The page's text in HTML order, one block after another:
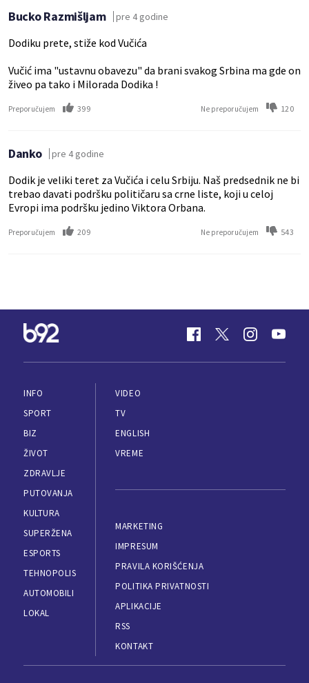
Bucko Razmišljam pre 4 godine
Dodiku prete, stiže kod Vučića
Vučić ima "ustavnu obavezu" da brani svakog Srbina ma gde on
živeo pa tako i Milorada Dodika !
Preporučujem 399 Ne preporučujem 120
Danko pre 4 godine
Dodik je veliki teret za Vučića i celu Srbiju. Naš predsednik ne bi
trebao davati podršku političaru sa crne liste, koji u celoj
Evropi ima podršku jedino Viktora Orbana.
Preporučujem 209 Ne preporučujem 543
INFO
SPORT
BIZ
ŽIVOT
ZDRAVLJE
PUTOVANJA
KULTURA
SUPERŽENA
ESPORTS
TEHNOPOLIS
AUTOMOBILI
LOKAL
VIDEO
TV
ENGLISH
VREME
MARKETING
IMPRESUM
PRAVILA KORIŠĆENJA
POLITIKA PRIVATNOSTI
APLIKACIJE
RSS
KONTAKT